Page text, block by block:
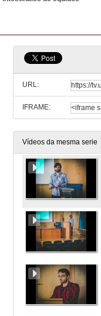
URL:
IFRAME:
Vídeos da mesma serie